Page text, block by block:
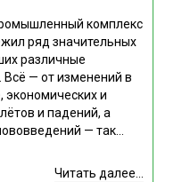
комплекс
ряд значительных
различные
Всё — от изменений в
экономических и
и падений, а
— так...
Читать далее...